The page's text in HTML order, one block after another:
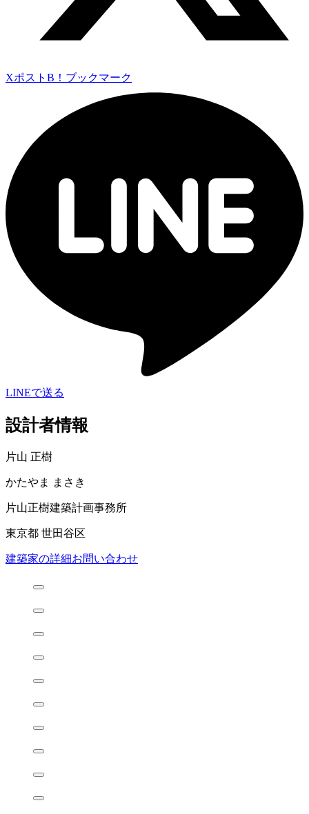
Xポスト B！ブックマーク
LINEで送る
設計者情報
片山 正樹
かたやま まさき
片山正樹建築計画事務所
東京都 世田谷区
建築家の詳細お問い合わせ